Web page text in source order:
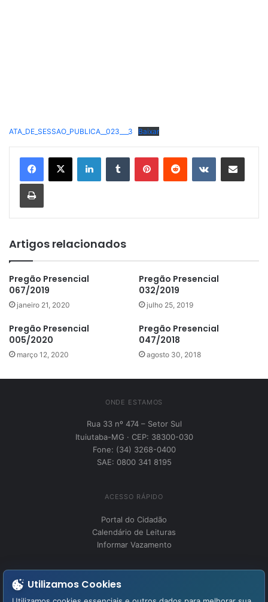
ATA_DE_SESSAO_PUBLICA__023___3 Baixar
LinkedinTumblr PinterestReddit VK Compartilhar via e-mail
Imprimir
Artigos relacionados
Pregão Presencial
067/2019
janeiro 21, 2020
Pregão Presencial
032/2019
julho 25, 2019
Pregão Presencial
005/2020
março 12, 2020
Pregão Presencial
047/2018
agosto 30, 2018
ONDE ESTAMOS
Rua 33 nº 474 – Setor Sul
Ituiutaba-MG · CEP: 38300-030
Fone: (34) 3268-0400
SAE: 0800 341 8195
ACESSO RÁPIDO
Portal do Cidadão
Calendário de Leituras
Informar Vazamento
Perguntas Frequentes
Utilizamos Cookies